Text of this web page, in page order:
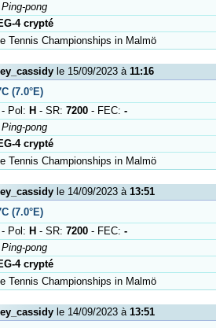
pong
4 crypté
Tennis Championships in Malmö
le 15/09/2023 à 11:16
(7.0°E)
- Pol: H - SR: 7200 - FEC: -
pong
4 crypté
Tennis Championships in Malmö
le 14/09/2023 à 13:51
(7.0°E)
Pol: H - SR: 7200 - FEC: -
pong
4 crypté
Tennis Championships in Malmö
le 14/09/2023 à 13:51